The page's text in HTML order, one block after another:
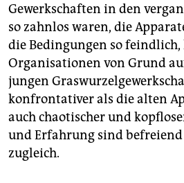
Gewerkschaften in den
so zahnlos waren, die
die Bedingungen so feindlich,
Organisationen von Grund
jungen
konfrontativer als die alten
auch chaotischer und
und Erfahrung sind befreiend
zugleich.